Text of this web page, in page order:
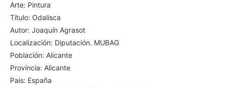
Arte: Pintura
Título: Odalisca
Autor: Joaquín Agrasot
Localización: Diputación. MUBAG
Población: Alicante
Provincia: Alicante
Pais: España